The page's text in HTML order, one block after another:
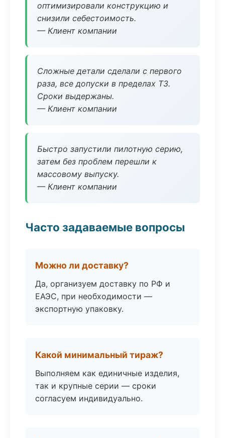
оптимизировали конструкцию и
снизили себестоимость.
— Клиент компании
Сложные детали сделали с первого
раза, все допуски в пределах ТЗ.
Сроки выдержаны.
— Клиент компании
Быстро запустили пилотную серию,
затем без проблем перешли к
массовому выпуску.
— Клиент компании
Часто задаваемые вопросы
Можно ли доставку?
Да, организуем доставку по РФ и
ЕАЭС, при необходимости —
экспортную упаковку.
Какой минимальный тираж?
Выполняем как единичные изделия,
так и крупные серии — сроки
согласуем индивидуально.